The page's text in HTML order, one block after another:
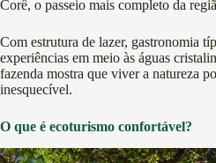
Corê, o passeio mais completo da
Com estrutura de lazer, gastronomia
experiências em meio às águas
fazenda mostra que viver a natureza
inesquecível.
O que é ecoturismo confortável?